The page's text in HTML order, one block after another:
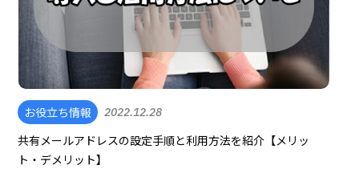
お役立ち情報 2022.12.28
共有メールアドレスの設定手順と利用方法を紹介【メリッ
ト・デメリット】